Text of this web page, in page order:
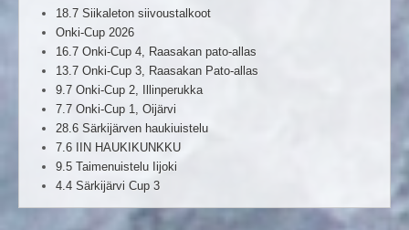
18.7 Siikaleton siivoustalkoot
Onki-Cup 2026
16.7 Onki-Cup 4, Raasakan pato-allas
13.7 Onki-Cup 3, Raasakan Pato-allas
9.7 Onki-Cup 2, Illinperukka
7.7 Onki-Cup 1, Oijärvi
28.6 Särkijärven haukiuistelu
7.6 IIN HAUKIKUNKKU
9.5 Taimenuistelu Iijoki
4.4 Särkijärvi Cup 3